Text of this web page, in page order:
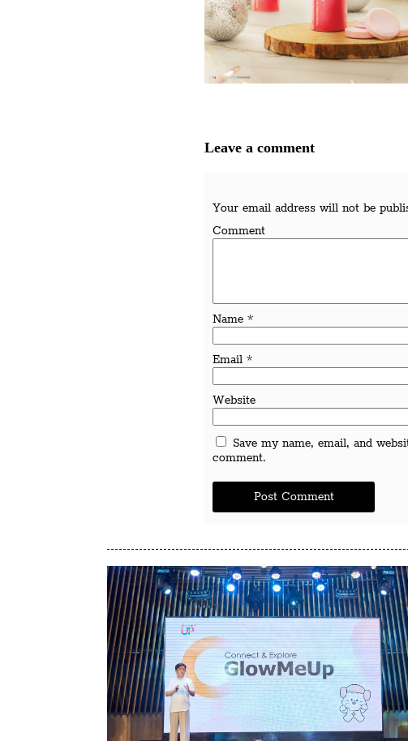
Leave a comment
Your email address will not be
Comment
Name *
Email *
Website
Save my name, email, and
comment.